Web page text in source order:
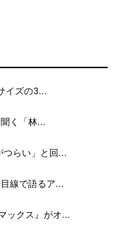
イズの3...
く「林...
つらい」と回...
線で語るア...
ックス』がオ...